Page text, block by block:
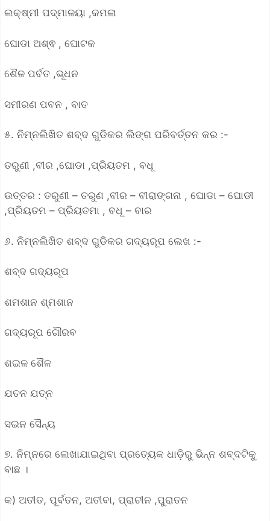
ଲକ୍ଷ୍ମୀ ପଦ୍ମାଳୟା ,କମଳା
ଘୋଡା ଅଶ୍ଵ , ଘୋଟକ
ଶୈଳ ପର୍ବତ ,ଭୂଧନ
ସମୀରଣ ପବନ , ବାତ
୫. ନିମ୍ନଲିଖିତ ଶବ୍ଦ ଗୁଡିକର ଲିଙ୍ଗ ପରିବର୍ତ୍ତନ କର :-
ତରୁଣୀ ,ବୀର ,ଘୋଡା ,ପ୍ରିୟତମ , ବଧୂ
ଉତ୍ତର : ତରୁଣୀ – ତରୁଣ ,ବୀର – ବୀରାଙ୍ଗନା , ଘୋଡା – ଘୋଡୀ
,ପ୍ରିୟତମ – ପ୍ରିୟତମା , ବଧୂ – ବାର
୬. ନିମ୍ନଲିଖିତ ଶବ୍ଦ ଗୁଡିକର ଗଦ୍ୟରୂପ ଲେଖ :-
ଶବ୍ଦ ଗଦ୍ୟରୂପ
ଶମଶାନ ଶ୍ମଶାନ
ଗଦ୍ୟରୂପ ଗୌରବ
ଶଇଳ ଶୈଳ
ଯତନ ଯତ୍ନ
ସଇନ ସୈନ୍ୟ
୭. ନିମ୍ନରେ ଲେଖାଯାଇଥିବା ପ୍ରତ୍ୟେକ ଧାଡ଼ିରୁ ଭିନ୍ନ ଶବ୍ଦଟିକୁ
ବାଛ ।
କ) ଅତୀତ, ପୂର୍ବତନ, ଅତୀବା, ପ୍ରାଚୀନ ,ପୁରାତନ